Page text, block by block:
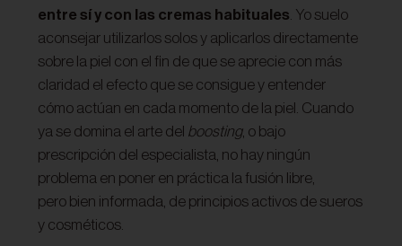
entre sí y con las cremas habituales . Yo suelo
aconsejar utilizarlos solos y aplicarlos directamente
sobre la piel con el fin de que se aprecie con más
claridad el efecto que se consigue y entender
cómo actúan en cada momento de la piel. Cuando
ya se domina el arte del boosting, o bajo
prescripción del especialista, no hay ningún
problema en poner en práctica la fusión libre,
pero bien informada, de principios activos de sueros
y cosméticos.